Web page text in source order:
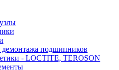
подшипников
- LOCTITE, TEROSON